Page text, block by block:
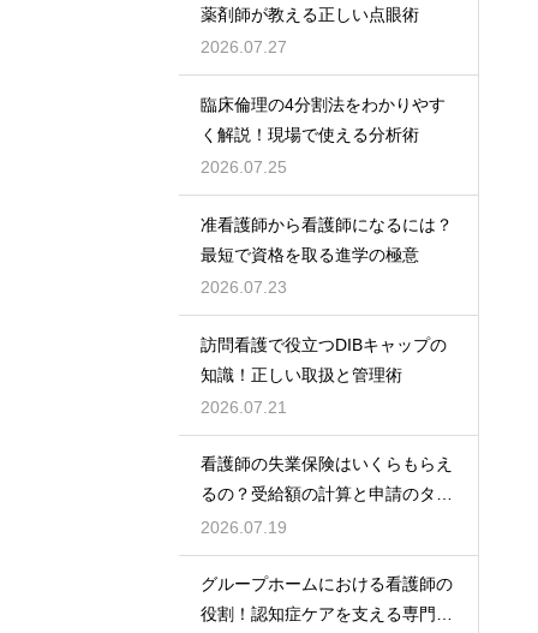
薬剤師が教える正しい点眼術
2026.07.27
臨床倫理の4分割法をわかりやす
く解説！現場で使える分析術
2026.07.25
准看護師から看護師になるには？
最短で資格を取る進学の極意
2026.07.23
訪問看護で役立つDIBキャップの
知識！正しい取扱と管理術
2026.07.21
看護師の失業保険はいくらもらえ
るの？受給額の計算と申請のタイ
ミング
2026.07.19
グループホームにおける看護師の
役割！認知症ケアを支える専門的